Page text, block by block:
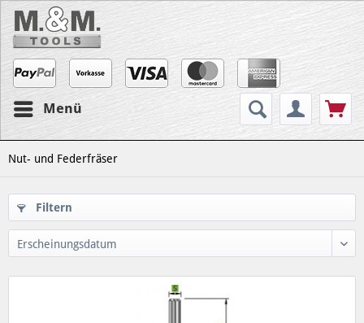
Menü
Nut- und Federfräser
Filtern